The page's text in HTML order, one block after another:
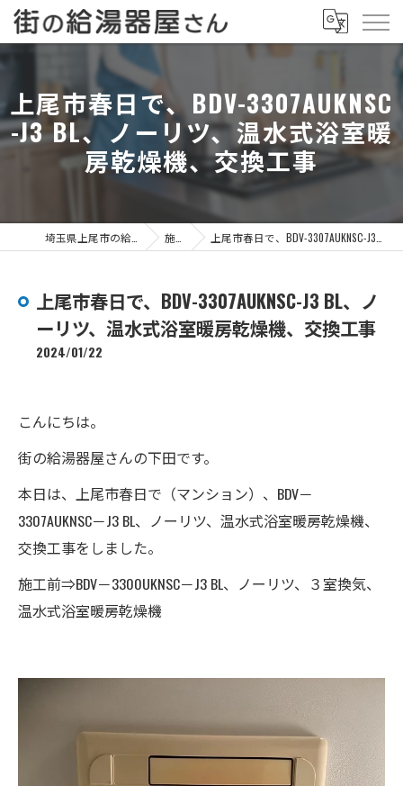
上尾市春日で、BDV-3307AUKNSC
-J3 BL、ノーリツ、温水式浴室暖
房乾燥機、交換工事
埼玉県上尾市の給湯器なら街の給湯器屋さん 施工事例 上尾市春日で、BDV-3307AUKNSC-J3 BL、ノーリツ、温水式浴室暖房乾燥機、交換工事
上尾市春日で、BDV-3307AUKNSC-J3 BL、ノ
ーリツ、温水式浴室暖房乾燥機、交換工事
2024/01/22
こんにちは。
街の給湯器屋さんの下田です。
本日は、上尾市春日で（マンション）、BDV－
3307AUKNSC－J3 BL、ノーリツ、温水式浴室暖房乾燥機、
交換工事をしました。
施工前⇒BDV－3300UKNSC－J3 BL、ノーリツ、３室換気、
温水式浴室暖房乾燥機